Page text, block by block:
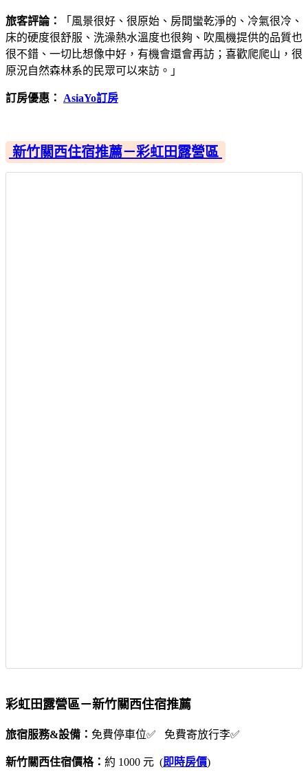
旅客評論：
「風景很好、很原始、房間蠻乾淨的、冷氣很冷、
床的硬度很舒服、洗澡熱水溫度也很夠、吹風機提供的品質也
很不錯、一切比想像中好，有機會還會再訪；喜歡爬爬山，很
原況自然森林系的民眾可以來訪。」
訂房優惠： AsiaYo訂房
新竹關西住宿推薦－彩虹田露營區
彩虹田露營區－新竹關西住宿推薦
旅宿服務&設備： 免費停車位✅ 免費寄放行李✅
新竹關西住宿價格： 約 1000 元 (即時房價)